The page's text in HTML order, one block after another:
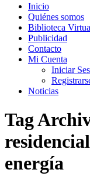
Inicio
Quiénes somos
Biblioteca
Publicidad
Contacto
Mi Cuenta
Iniciar
Noticias
Tag
energía